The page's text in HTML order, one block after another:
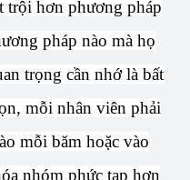
trội hơn phương pháp
pháp nào mà họ
trọng cần nhớ là bất
mỗi nhân viên phải
mỗi băm hoặc vào
nhóm phức tạp hơn